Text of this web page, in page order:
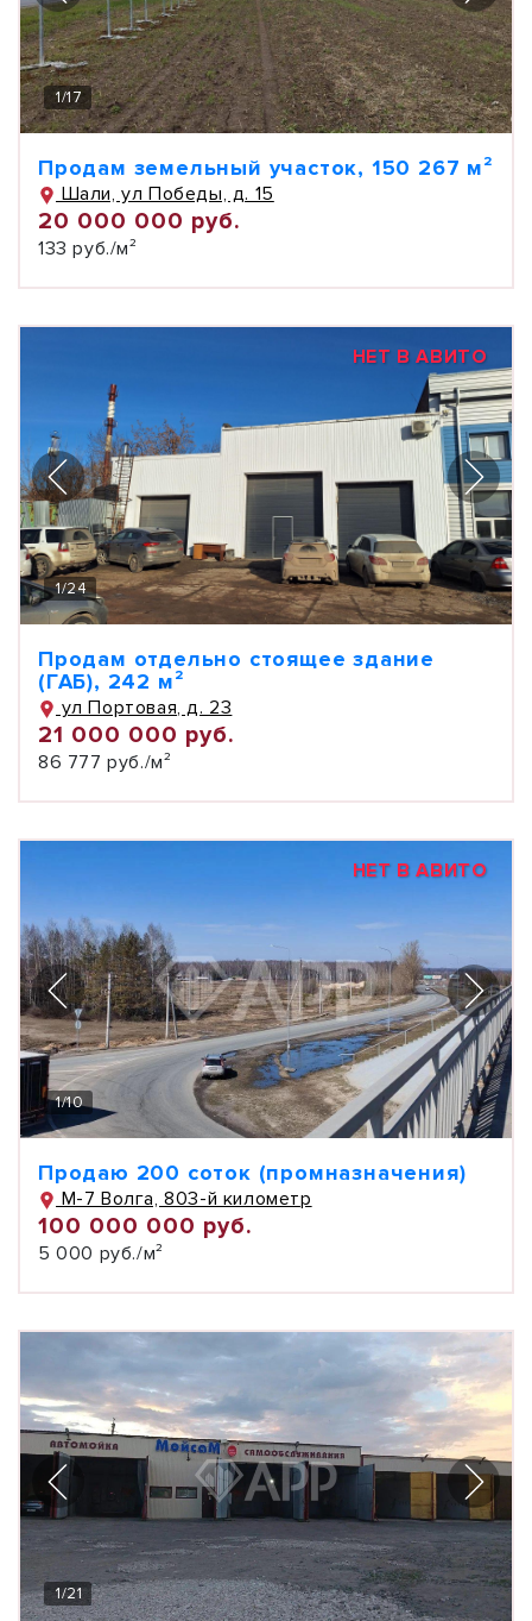
1/17
Продам земельный участок, 150 267 м²
Шали, ул Победы, д. 15
20 000 000 руб.
133 руб./м²
НЕТ В АВИТО
1/24
Продам отдельно стоящее здание
(ГАБ), 242 м²
ул Портовая, д. 23
21 000 000 руб.
86 777 руб./м²
НЕТ В АВИТО
1/10
Продаю 200 соток (промназначения)
М-7 Волга, 803-й километр
100 000 000 руб.
5 000 руб./м²
1/21